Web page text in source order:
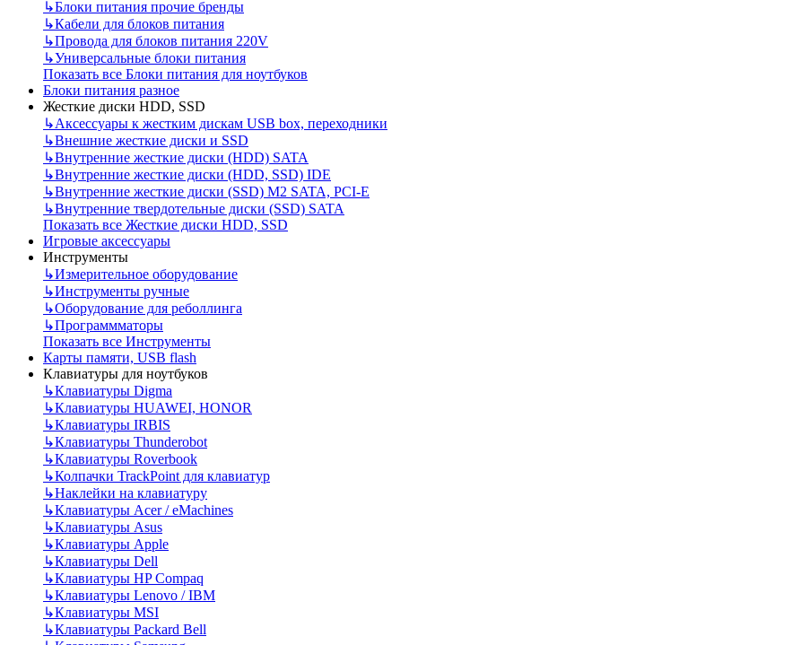
↳Блоки питания прочие бренды
↳Кабели для блоков питания
↳Провода для блоков питания 220V
↳Универсальные блоки питания
Показать все Блоки питания для ноутбуков
Блоки питания разное
Жесткие диски HDD, SSD
↳Аксессуары к жестким дискам USB box, переходники
↳Внешние жесткие диски и SSD
↳Внутренние жесткие диски (HDD) SATA
↳Внутренние жесткие диски (HDD, SSD) IDE
↳Внутренние жесткие диски (SSD) M2 SATA, PCI-E
↳Внутренние твердотельные диски (SSD) SATA
Показать все Жесткие диски HDD, SSD
Игровые аксессуары
Инструменты
↳Измерительное оборудование
↳Инструменты ручные
↳Оборудование для реболлинга
↳Программматоры
Показать все Инструменты
Карты памяти, USB flash
Клавиатуры для ноутбуков
↳Клавиатуры Digma
↳Клавиатуры HUAWEI, HONOR
↳Клавиатуры IRBIS
↳Клавиатуры Thunderobot
↳Клавиатуры Roverbook
↳Колпачки TrackPoint для клавиатур
↳Наклейки на клавиатуру
↳Клавиатуры Acer / eMachines
↳Клавиатуры Asus
↳Клавиатуры Apple
↳Клавиатуры Dell
↳Клавиатуры HP Compaq
↳Клавиатуры Lenovo / IBM
↳Клавиатуры MSI
↳Клавиатуры Packard Bell